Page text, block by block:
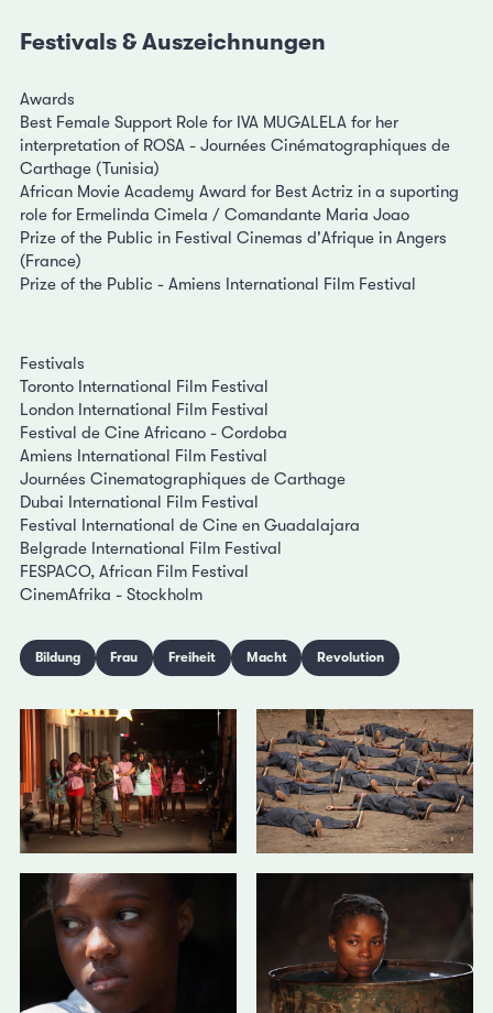
Festivals & Auszeichnungen
Awards
Best Female Support Role for IVA MUGALELA for her
interpretation of ROSA - Journées Cinématographiques de
Carthage (Tunisia)
African Movie Academy Award for Best Actriz in a suporting
role for Ermelinda Cimela / Comandante Maria Joao
Prize of the Public in Festival Cinemas d'Afrique in Angers
(France)
Prize of the Public - Amiens International Film Festival
Festivals
Toronto International Film Festival
London International Film Festival
Festival de Cine Africano - Cordoba
Amiens International Film Festival
Journées Cinematographiques de Carthage
Dubai International Film Festival
Festival International de Cine en Guadalajara
Belgrade International Film Festival
FESPACO, African Film Festival
CinemAfrika - Stockholm
Bildung Frau Freiheit Macht Revolution